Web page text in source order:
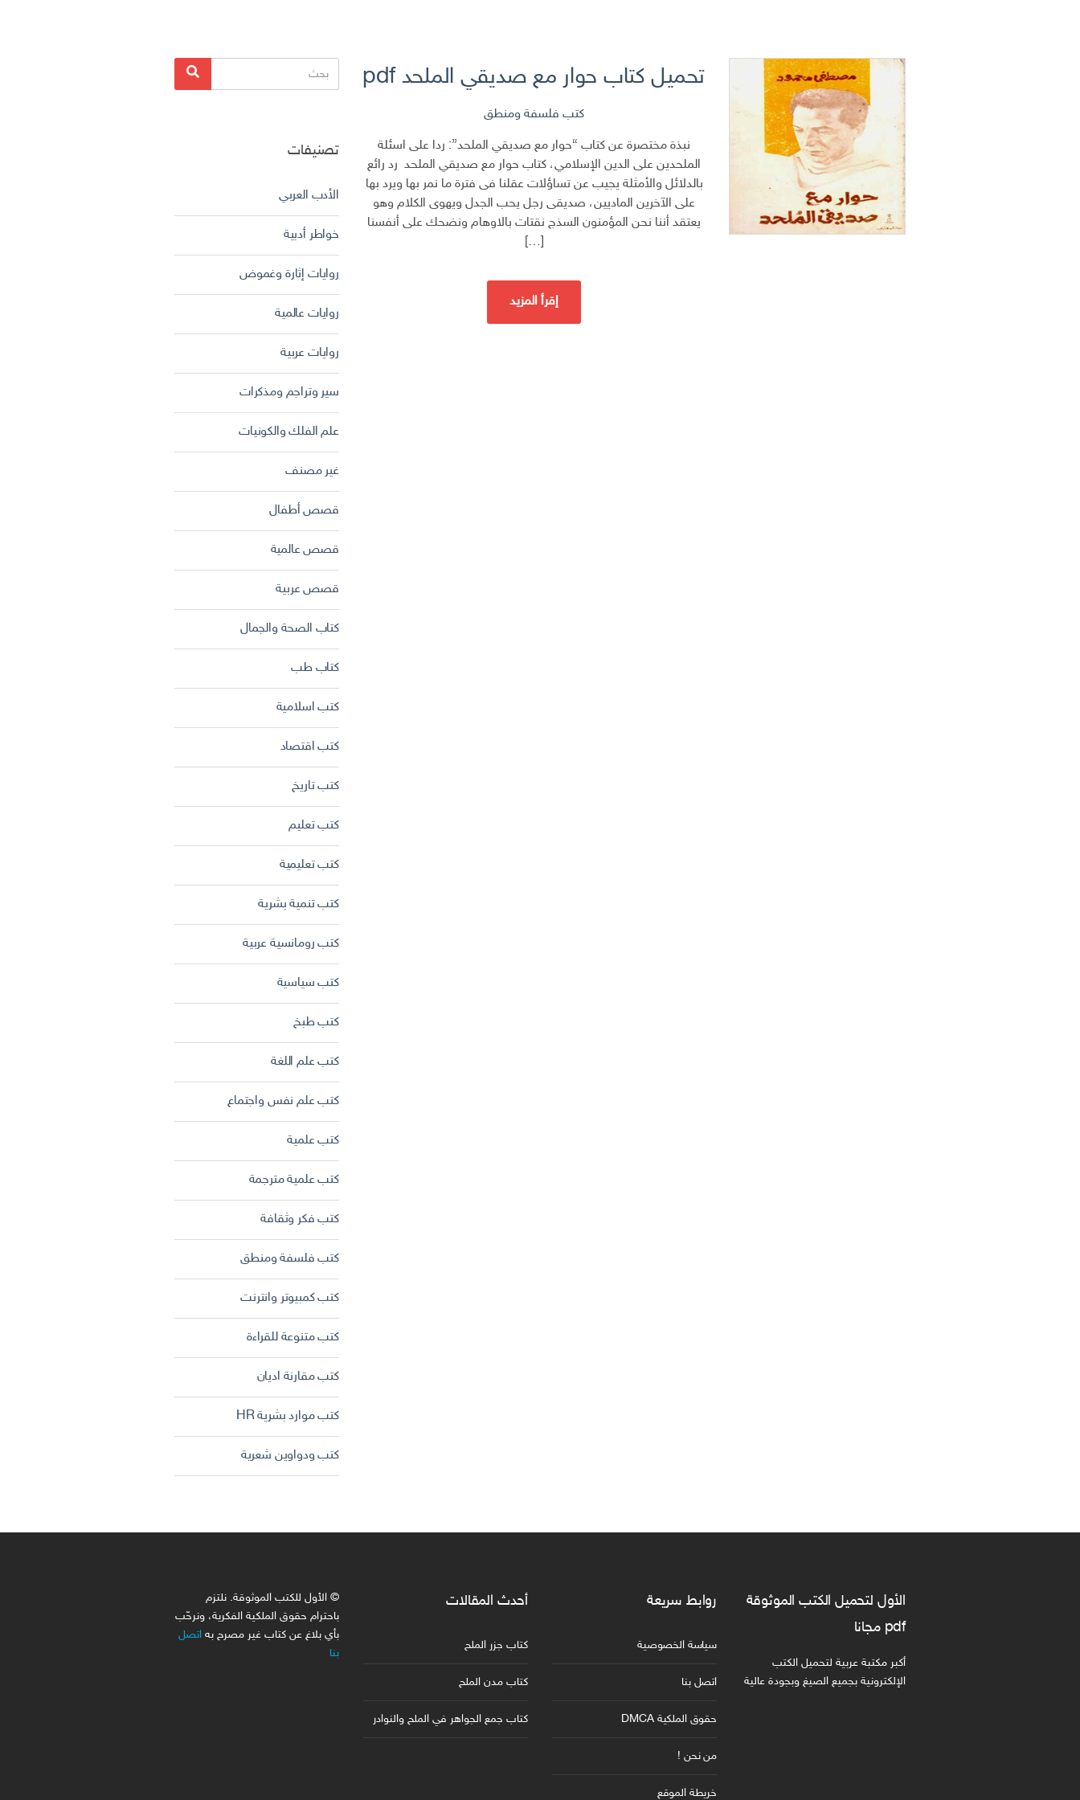
تحميل كتاب حوار مع صديقي الملحد pdf مصطفى محمود مجانا
كتب فلسفة ومنطق
نبذة مختصرة عن كتاب “حوار مع صديقي الملحد”: ردا على اسئلة
الملحدين على الدين الإسلامي، كتاب حوار مع صديقي الملحد رد رائع
بالدلائل والأمثلة يجيب عن تساؤلات عقلنا فى فترة ما نمر بها ويرد بها
على الآخرين الماديين، صديقى رجل يحب الجدل ويهوى الكلام وهو
يعتقد أننا نحن المؤمنون السذج نقتات بالاوهام ونضحك على أنفسنا
[…]
إقرأ المزيد
البحث
عن:
بحث
تصنيفات
الأدب العربي
خواطر أدبية
روايات إثارة وغموض
روايات عالمية
روايات عربية
سير وتراجم ومذكرات
علم الفلك والكونيات
غير مصنف
قصص أطفال
قصص عالمية
قصص عربية
كتاب الصحة والجمال
كتاب طب
كتب اسلامية
كتب اقتصاد
كتب تاريخ
كتب تعليم
كتب تعليمية
كتب تنمية بشرية
كتب رومانسية عربية
كتب سياسية
كتب طبخ
كتب علم اللغة
كتب علم نفس واجتماع
كتب علمية
كتب علمية مترجمة
كتب فكر وثقافة
كتب فلسفة ومنطق
كتب كمبيوتر وانترنت
كتب متنوعة للقراءة
كتب مقارنة اديان
كتب موارد بشرية HR
كتب ودواوين شعرية
الأول لتحميل الكتب الموثوقة
pdf مجانا
أكبر مكتبة عربية لتحميل الكتب
الإلكترونية بجميع الصيغ وبجودة عالية
روابط سريعة
سياسة الخصوصية
اتصل بنا
حقوق الملكية DMCA
من نحن !
خريطة الموقع
أحدث المقالات
كتاب جزر الملح
كتاب مدن الملح
كتاب جمع الجواهر في الملح والنوادر
© الأول للكتب الموثوقة. نلتزم
باحترام حقوق الملكية الفكرية، ونرحّب
بأي بلاغ عن كتاب غير مصرح به اتصل
بنا